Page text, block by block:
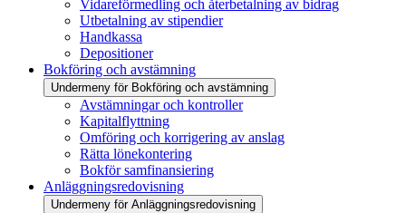
Vidareförmedling och återbetalning av bidrag
Utbetalning av stipendier
Handkassa
Depositioner
Bokföring och avstämning
Undermeny för Bokföring och avstämning
Avstämningar och kontroller
Kapitalflyttning
Omföring och korrigering av anslag
Rätta lönekontering
Bokför samfinansiering
Anläggningsredovisning
Undermeny för Anläggningsredovisning